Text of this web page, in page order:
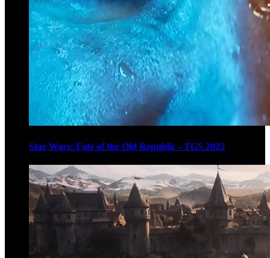
Star Wars: Fate of the Old Republic - TGS 2025